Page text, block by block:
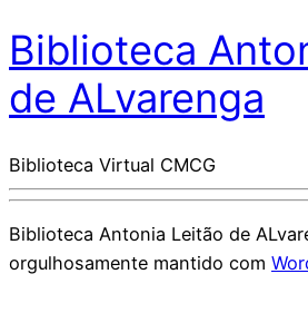
Biblioteca
de ALvarenga
Biblioteca Virtual CMCG
Biblioteca Antonia Leitão de
orgulhosamente mantido com